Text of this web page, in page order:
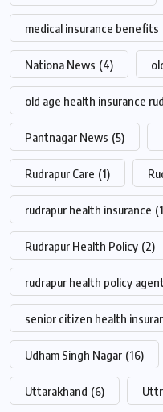
medical insurance benefits
Nationa News (4)
old age health insurance
Pantnagar News (5)
Rudrapur Care (1)
rudrapur health insurance
Rudrapur Health Policy (2)
rudrapur health policy agent
senior citizen health
Udham Singh Nagar (16)
Uttarakhand (6)